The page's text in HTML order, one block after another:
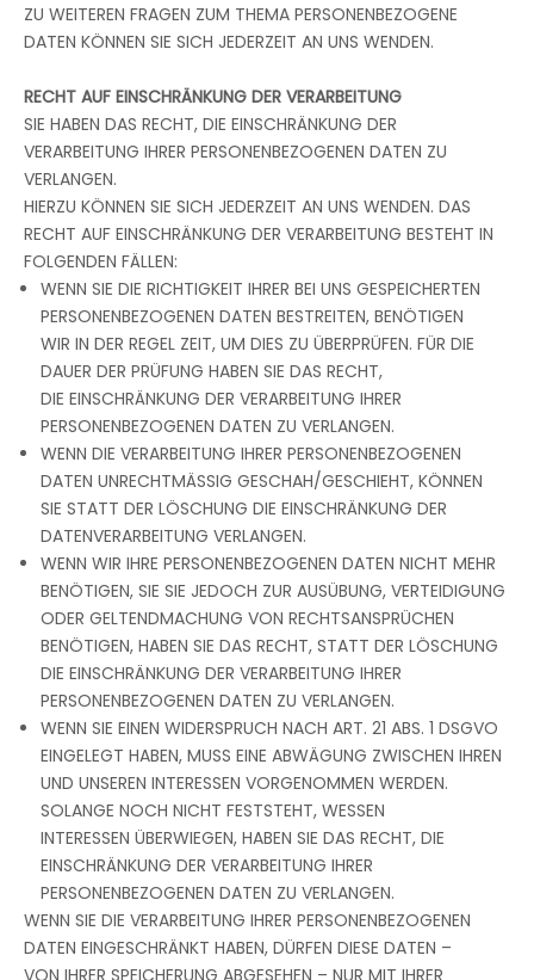
ZU WEITEREN FRAGEN ZUM THEMA PERSONENBEZOGENE
DATEN KÖNNEN SIE SICH JEDERZEIT AN UNS WENDEN.
RECHT AUF EINSCHRÄNKUNG DER VERARBEITUNG
SIE HABEN DAS RECHT, DIE EINSCHRÄNKUNG DER
VERARBEITUNG IHRER PERSONENBEZOGENEN DATEN ZU
VERLANGEN.
HIERZU KÖNNEN SIE SICH JEDERZEIT AN UNS WENDEN. DAS
RECHT AUF EINSCHRÄNKUNG DER VERARBEITUNG BESTEHT IN
FOLGENDEN FÄLLEN:
WENN SIE DIE RICHTIGKEIT IHRER BEI UNS GESPEICHERTEN
PERSONENBEZOGENEN DATEN BESTREITEN, BENÖTIGEN
WIR IN DER REGEL ZEIT, UM DIES ZU ÜBERPRÜFEN. FÜR DIE
DAUER DER PRÜFUNG HABEN SIE DAS RECHT,
DIE EINSCHRÄNKUNG DER VERARBEITUNG IHRER
PERSONENBEZOGENEN DATEN ZU VERLANGEN.
WENN DIE VERARBEITUNG IHRER PERSONENBEZOGENEN
DATEN UNRECHTMÄSSIG GESCHAH/GESCHIEHT, KÖNNEN
SIE STATT DER LÖSCHUNG DIE EINSCHRÄNKUNG DER
DATENVERARBEITUNG VERLANGEN.
WENN WIR IHRE PERSONENBEZOGENEN DATEN NICHT MEHR
BENÖTIGEN, SIE SIE JEDOCH ZUR AUSÜBUNG, VERTEIDIGUNG
ODER GELTENDMACHUNG VON RECHTSANSPRÜCHEN
BENÖTIGEN, HABEN SIE DAS RECHT, STATT DER LÖSCHUNG
DIE EINSCHRÄNKUNG DER VERARBEITUNG IHRER
PERSONENBEZOGENEN DATEN ZU VERLANGEN.
WENN SIE EINEN WIDERSPRUCH NACH ART. 21 ABS. 1 DSGVO
EINGELEGT HABEN, MUSS EINE ABWÄGUNG ZWISCHEN IHREN
UND UNSEREN INTERESSEN VORGENOMMEN WERDEN.
SOLANGE NOCH NICHT FESTSTEHT, WESSEN
INTERESSEN ÜBERWIEGEN, HABEN SIE DAS RECHT, DIE
EINSCHRÄNKUNG DER VERARBEITUNG IHRER
PERSONENBEZOGENEN DATEN ZU VERLANGEN.
WENN SIE DIE VERARBEITUNG IHRER PERSONENBEZOGENEN
DATEN EINGESCHRÄNKT HABEN, DÜRFEN DIESE DATEN –
VON IHRER SPEICHERUNG ABGESEHEN – NUR MIT IHRER